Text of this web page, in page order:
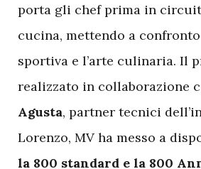
porta gli chef prima in
cucina, mettendo a
sportiva e l’arte culinaria. Il
realizzato in collaborazione
Agusta, partner tecnici
Lorenzo, MV ha messo a
la 800 standard e la 800